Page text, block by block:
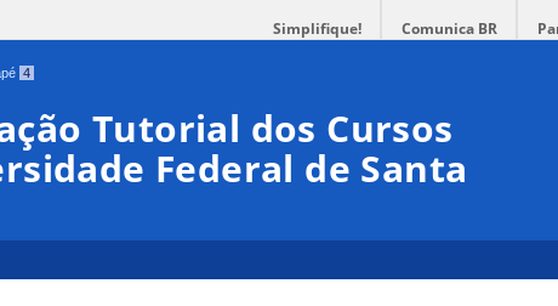
Simplifique! Comunica BR
4
Tutorial dos Cursos
Federal de Santa